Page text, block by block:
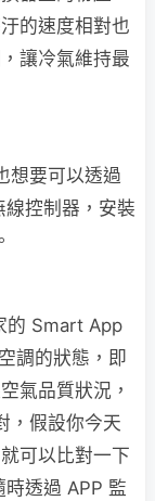
的速度相對也
讓冷氣維持最
想要可以透過
控制器，安裝
的 Smart App
調的狀態，即
氣品質狀況，
，假設你今天
可以比對一下
透過 APP 監